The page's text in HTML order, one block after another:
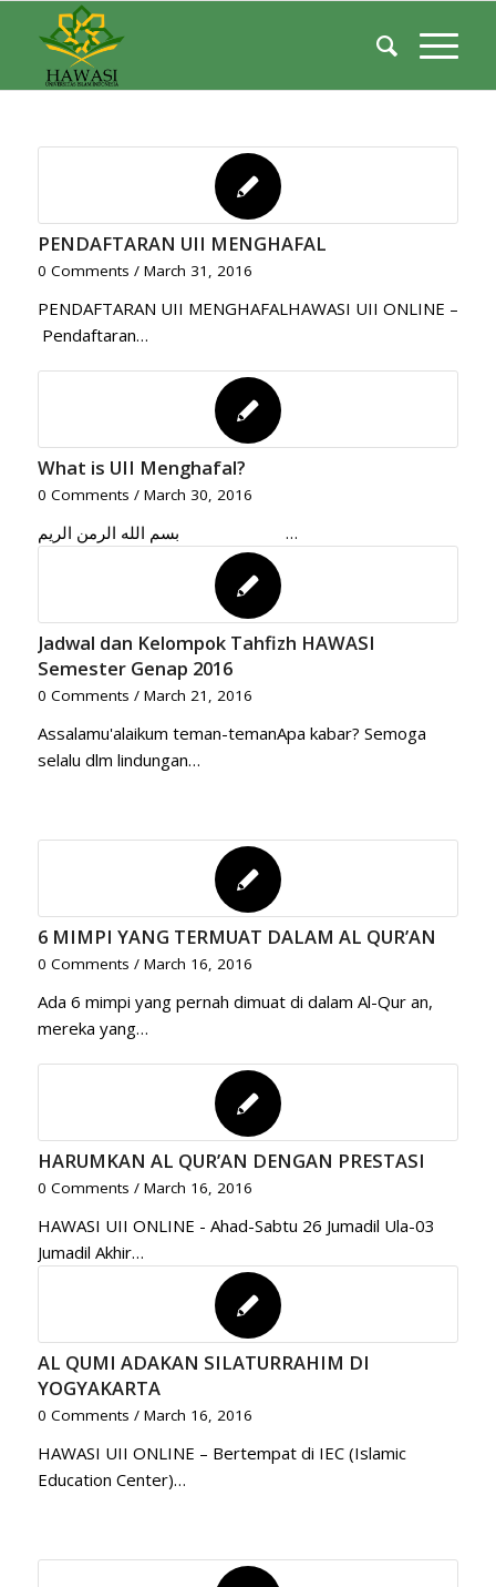
PENDAFTARAN UII MENGHAFAL
0 Comments / March 31, 2016
PENDAFTARAN UII MENGHAFALHAWASI UII ONLINE –
Pendaftaran…
What is UII Menghafal?
0 Comments / March 30, 2016
بسم الله الرمن الريم …
Jadwal dan Kelompok Tahfizh HAWASI
Semester Genap 2016
0 Comments / March 21, 2016
Assalamu'alaikum teman-temanApa kabar? Semoga
selalu dlm lindungan…
6 MIMPI YANG TERMUAT DALAM AL QUR’AN
0 Comments / March 16, 2016
Ada 6 mimpi yang pernah dimuat di dalam Al-Qur an,
mereka yang…
HARUMKAN AL QUR’AN DENGAN PRESTASI
0 Comments / March 16, 2016
HAWASI UII ONLINE - Ahad-Sabtu 26 Jumadil Ula-03
Jumadil Akhir…
AL QUMI ADAKAN SILATURRAHIM DI
YOGYAKARTA
0 Comments / March 16, 2016
HAWASI UII ONLINE – Bertempat di IEC (Islamic
Education Center)…